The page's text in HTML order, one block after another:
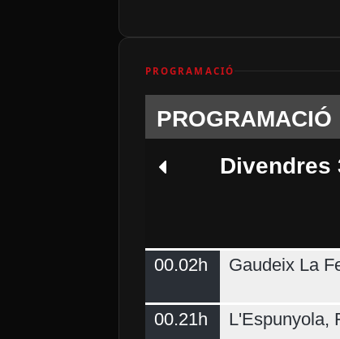
PROGRAMACIÓ
PROGRAMACIÓ
Divendres
Dilluns 03
00.02h Gaudeix La
00.21h L'Espunyola,